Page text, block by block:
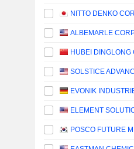
NITTO DENKO
ALBEMARLE
HUBEI DINGLONG
EVONIK
ELEMENT
POSCO FUTURE